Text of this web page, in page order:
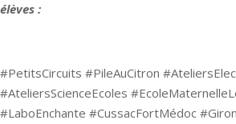
élèves :
#PetitsCircuits #PileAuCitron
#AteliersScienceEcoles
#LaboEnchante #CussacFortMédoc